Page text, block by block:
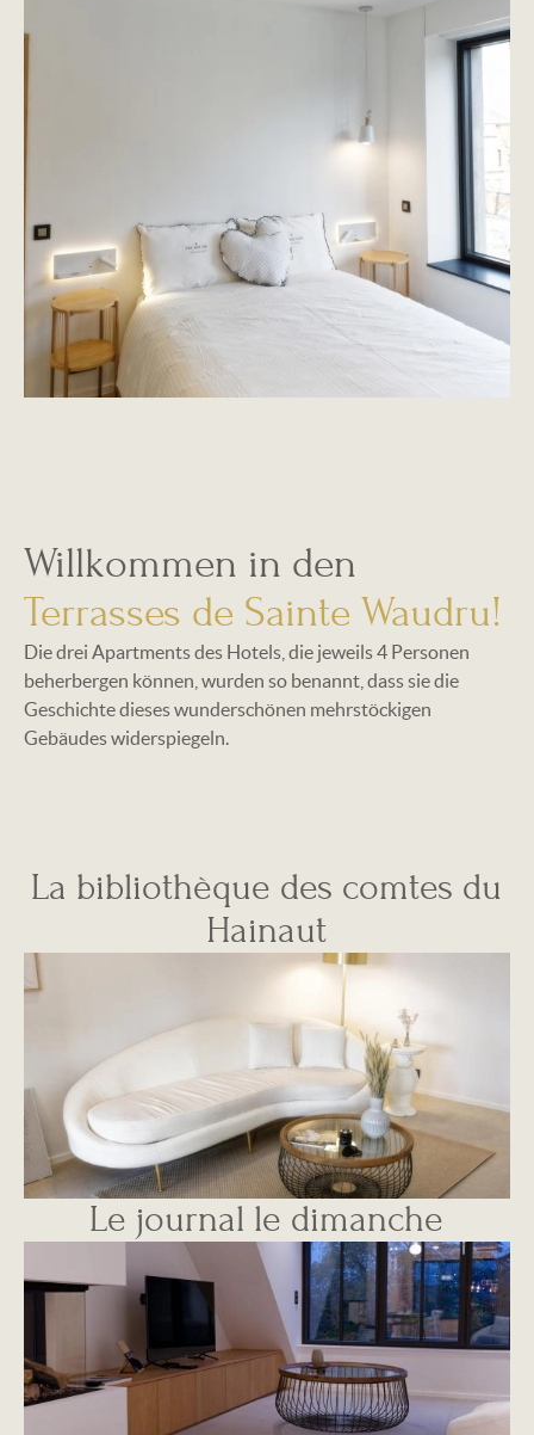
Willkommen in den
Terrasses de Sainte Waudru!
Die drei Apartments des Hotels, die jeweils 4 Personen
beherbergen können, wurden so benannt, dass sie die
Geschichte dieses wunderschönen mehrstöckigen
Gebäudes widerspiegeln.
La bibliothèque des comtes du
Hainaut
Image
Le journal le dimanche